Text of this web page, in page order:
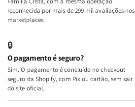
A
Mulher
Lar
A
Lar
reconhecida por mais de 299 mil avaliações nos
marketplaces.
🔒
O pagamento é seguro?
Sim. O pagamento é concluído no checkout
seguro da Shopify, com Pix ou cartão, sem sair
do site oficial.